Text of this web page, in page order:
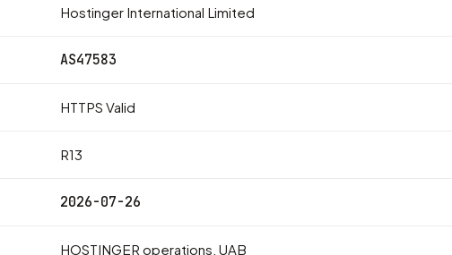
Hostinger International Limited
AS47583
HTTPS Valid
R13
2026-07-26
HOSTINGER operations, UAB